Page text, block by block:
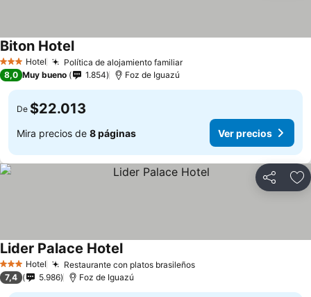
3 Estrellas
Hotel Política de alojamiento familiar
Biton Hotel
8,0 Muy bueno 1.854 Foz de Iguazú
De $22.013
Mira precios de 8 páginas Ver precios
Compartir
3 Estrellas
Hotel Restaurante con platos brasileños
Lider Palace Hotel
7,4 5.986 Foz de Iguazú